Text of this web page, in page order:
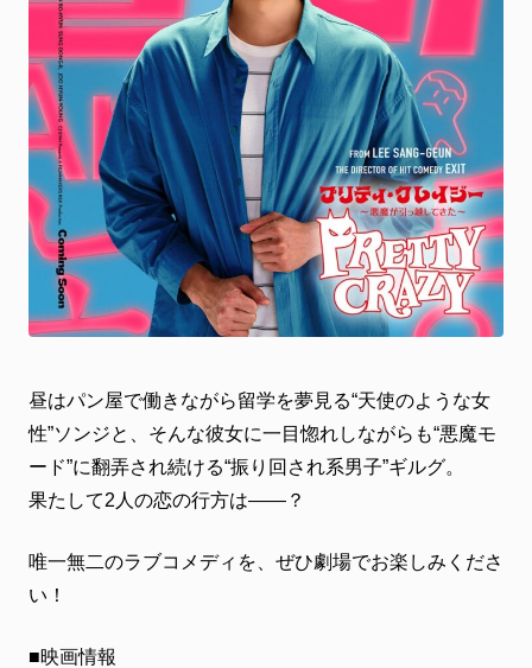
昼はパン屋で働きながら留学を夢見る“天使のような女
性”ソンジと、そんな彼女に一目惚れしながらも“悪魔モ
ード”に翻弄され続ける“振り回され系男子”ギルグ。
果たして2人の恋の行方は――？
唯一無二のラブコメディを、ぜひ劇場でお楽しみくださ
い！
■映画情報